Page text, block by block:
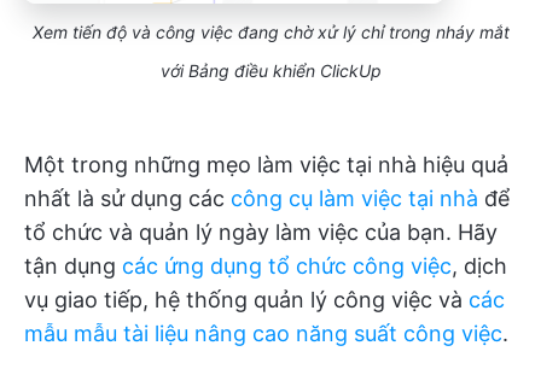
Xem tiến độ và công việc đang chờ xử lý chỉ trong nháy mắt
với Bảng điều khiển ClickUp
Một trong những mẹo làm việc tại nhà hiệu quả
nhất là sử dụng các công cụ làm việc tại nhà để
tổ chức và quản lý ngày làm việc của bạn. Hãy
tận dụng các ứng dụng tổ chức công việc, dịch
vụ giao tiếp, hệ thống quản lý công việc và các
mẫu mẫu tài liệu nâng cao năng suất công việc.